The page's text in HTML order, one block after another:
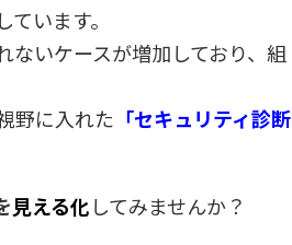
います。
いケースが増加しており、組
野に入れた 「セキュリティ診断
見える化してみませんか？